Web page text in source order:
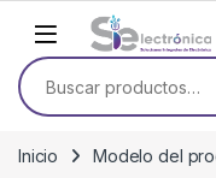
Skip to navigation
Skip to content
Buscar por:
Inicio Modelo del